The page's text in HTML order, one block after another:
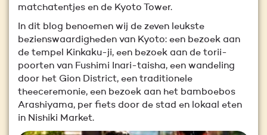
matchatentjes en de Kyoto Tower.
In dit blog benoemen wij de zeven leukste
bezienswaardigheden van Kyoto: een bezoek aan
de tempel Kinkaku-ji, een bezoek aan de torii-
poorten van Fushimi Inari-taisha, een wandeling
door het Gion District, een traditionele
theeceremonie, een bezoek aan het bamboebos
Arashiyama, per fiets door de stad en lokaal eten
in Nishiki Market.